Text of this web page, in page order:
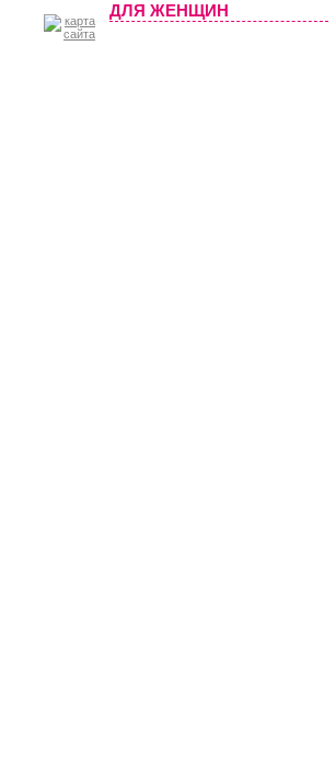
ДЛЯ ЖЕНЩИН